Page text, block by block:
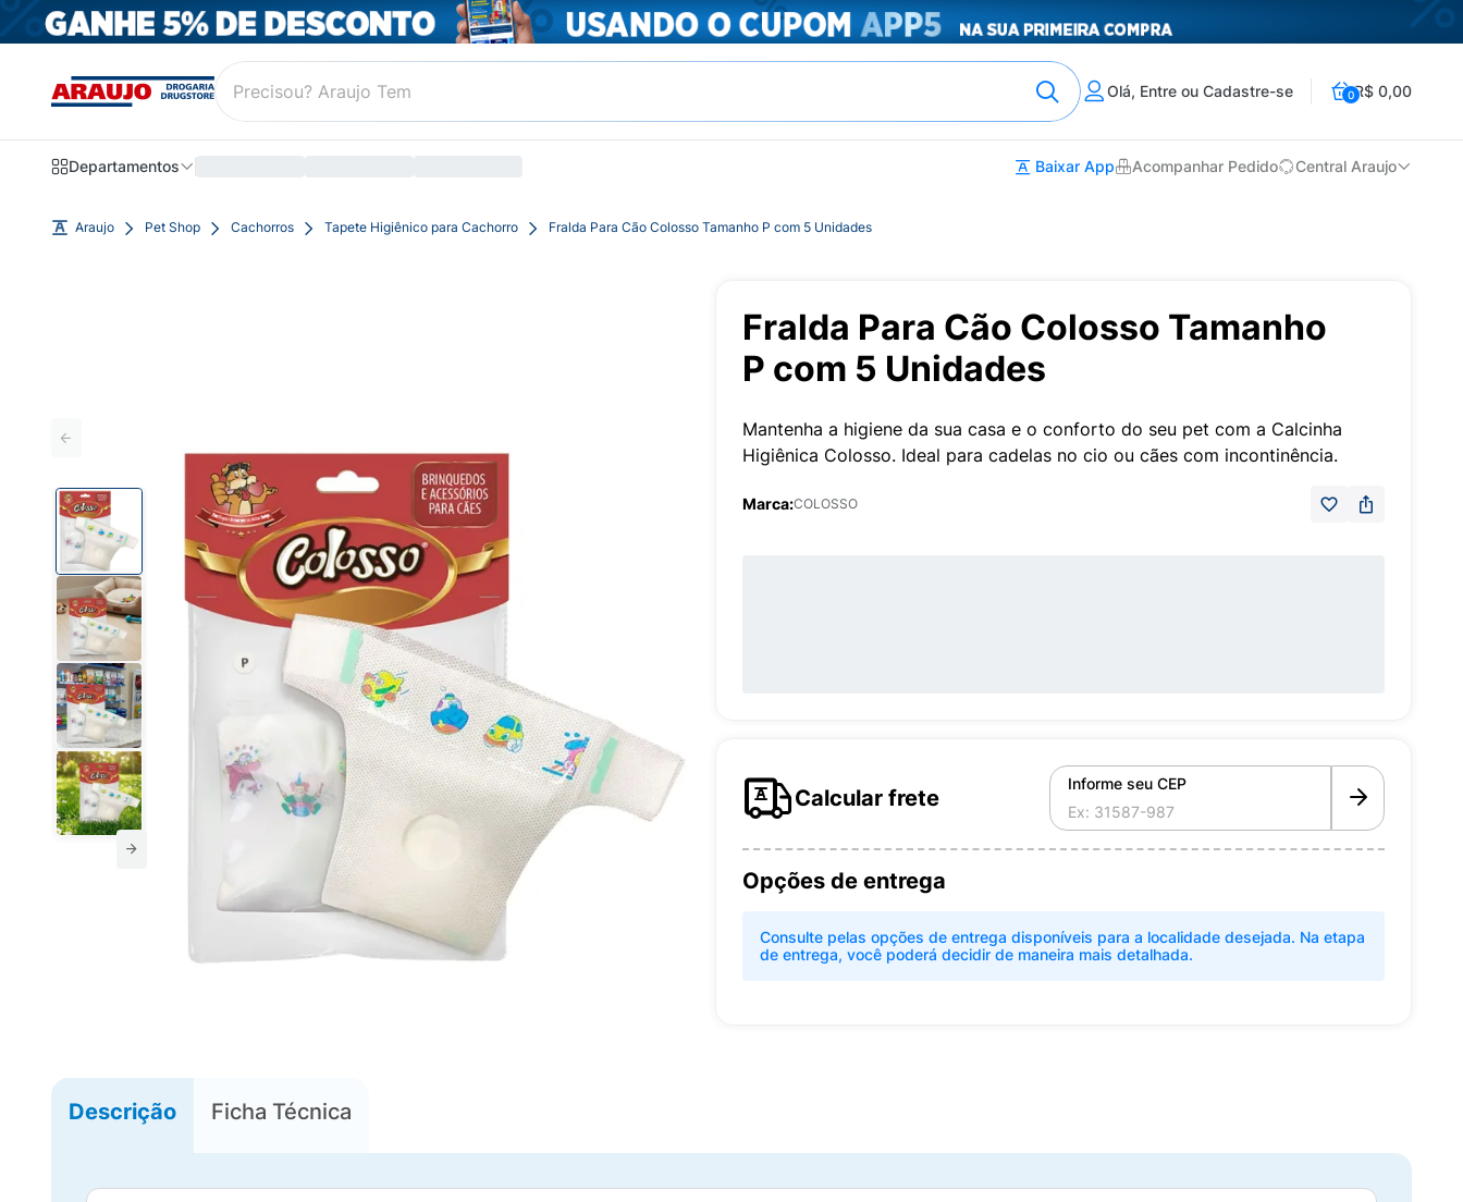
Olá, Entre ou Cadastre-se 0R$ 0,00
Departamentos Baixar App Acompanhar Pedido Central Araujo
Araujo Pet Shop Cachorros Tapete Higiênico para Cachorro Fralda Para Cão Colosso Tamanho P com 5 Unidades
Fralda Para Cão Colosso Tamanho
P com 5 Unidades
Mantenha a higiene da sua casa e o conforto do seu pet com a Calcinha
Higiênica Colosso. Ideal para cadelas no cio ou cães com incontinência.
Marca:COLOSSO
Calcular frete
Informe seu CEP
Opções de entrega
Consulte pelas opções de entrega disponíveis para a localidade desejada. Na etapa
de entrega, você poderá decidir de maneira mais detalhada.
Descrição Ficha Técnica